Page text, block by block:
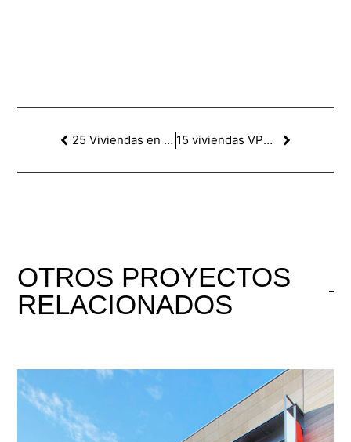
25 Viviendas en C/Pacífic, Barcelona 15 viviendas VPO en el barrio del Carmel, Barcelona
OTROS PROYECTOS
RELACIONADOS